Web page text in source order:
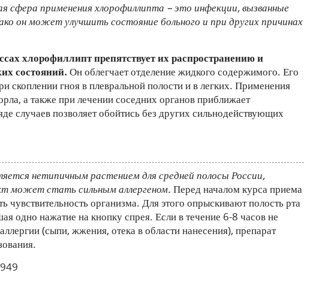
сфера применения хлорофиллипта – это инфекции, вызванные
он может улучшить состояние больного и при других причинах
хлорофиллипт препятствует их распространению и
состояний. Он облегчает отделение жидкого содержимого. Его
скоплении гноя в плевральной полости и в легких. Применения
а также при лечении соседних органов приближает
случаев позволяет обойтись без других сильнодействующих
нетипичным растением для средней полосы России,
может стать сильным аллергеном. Перед началом курса приема
чувствительность организма. Для этого опрыскивают полость рта
одно нажатие на кнопку спрея. Если в течение 6-8 часов не
(сыпи, жжения, отека в области нанесения), препарат